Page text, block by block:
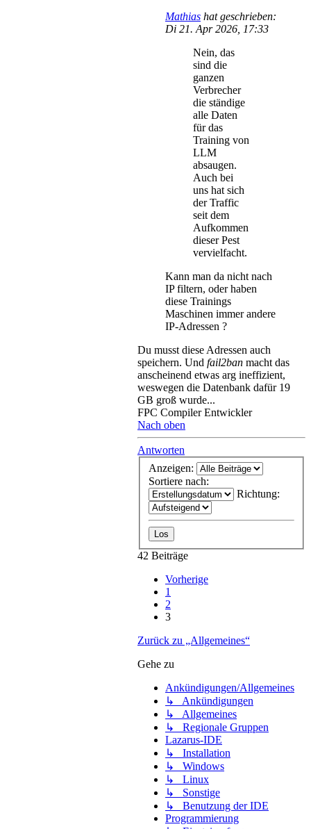
Mathias hat geschrieben:
Di 21. Apr 2026, 17:33
Nein, das
sind die
ganzen
Verbrecher
die ständige
alle Daten
für das
Training von
LLM
absaugen.
Auch bei
uns hat sich
der Traffic
seit dem
Aufkommen
dieser Pest
vervielfacht.
Kann man da nicht nach
IP filtern, oder haben
diese Trainings
Maschinen immer andere
IP-Adressen ?
Du musst diese Adressen auch
speichern. Und fail2ban macht das
anscheinend etwas arg ineffizient,
weswegen die Datenbank dafür 19
GB groß wurde...
FPC Compiler Entwickler
Nach oben
Antworten
Anzeigen:
Sortiere nach:
Richtung:
42 Beiträge
Vorherige
1
2
3
Zurück zu „Allgemeines“
Gehe zu
Ankündigungen/Allgemeines
↳ Ankündigungen
↳ Allgemeines
↳ Regionale Gruppen
Lazarus-IDE
↳ Installation
↳ Windows
↳ Linux
↳ Sonstige
↳ Benutzung der IDE
Programmierung